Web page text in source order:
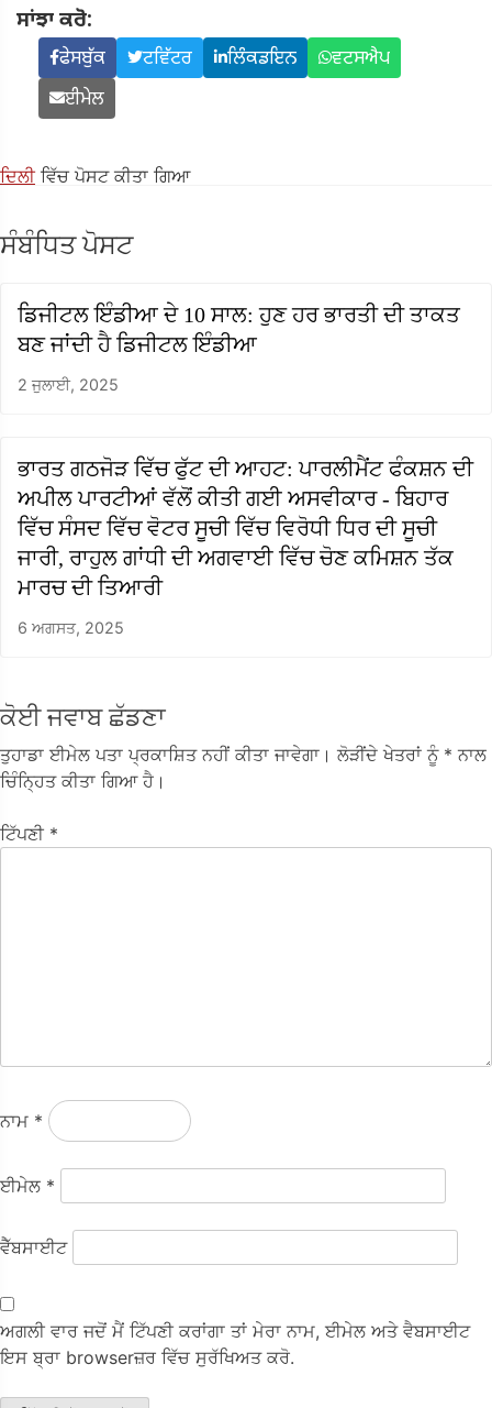
ਸਾਂਝਾ ਕਰੋ:
ਫੇਸਬੁੱਕ ਟਵਿੱਟਰ ਲਿੰਕਡਇਨ
ਵਟਸਐਪ
ਈਮੇਲ
ਦਿਲੀਵਿੱਚ ਪੋਸਟ ਕੀਤਾ ਗਿਆ
ਸੰਬੰਧਿਤ ਪੋਸਟ
ਡਿਜੀਟਲ ਇੰਡੀਆ ਦੇ 10 ਸਾਲ: ਹੁਣ ਹਰ ਭਾਰਤੀ ਦੀ ਤਾਕਤ
ਬਣ ਜਾਂਦੀ ਹੈ ਡਿਜੀਟਲ ਇੰਡੀਆ
2 ਜੁਲਾਈ, 2025
ਭਾਰਤ ਗਠਜੋੜ ਵਿੱਚ ਫੁੱਟ ਦੀ ਆਹਟ: ਪਾਰਲੀਮੈਂਟ ਫੰਕਸ਼ਨ ਦੀ
ਅਪੀਲ ਪਾਰਟੀਆਂ ਵੱਲੋਂ ਕੀਤੀ ਗਈ ਅਸਵੀਕਾਰ - ਬਿਹਾਰ
ਵਿੱਚ ਸੰਸਦ ਵਿੱਚ ਵੋਟਰ ਸੂਚੀ ਵਿੱਚ ਵਿਰੋਧੀ ਧਿਰ ਦੀ ਸੂਚੀ
ਜਾਰੀ, ਰਾਹੁਲ ਗਾਂਧੀ ਦੀ ਅਗਵਾਈ ਵਿੱਚ ਚੋਣ ਕਮਿਸ਼ਨ ਤੱਕ
ਮਾਰਚ ਦੀ ਤਿਆਰੀ
6 ਅਗਸਤ, 2025
ਕੋਈ ਜਵਾਬ ਛੱਡਣਾ
ਤੁਹਾਡਾ ਈਮੇਲ ਪਤਾ ਪ੍ਰਕਾਸ਼ਿਤ ਨਹੀਂ ਕੀਤਾ ਜਾਵੇਗਾ। ਲੋੜੀਂਦੇ ਖੇਤਰਾਂ ਨੂੰ * ਨਾਲ
ਚਿੰਨ੍ਹਿਤ ਕੀਤਾ ਗਿਆ ਹੈ।
ਟਿੱਪਣੀ *
ਨਾਮ *
ਈਮੇਲ *
ਵੈੱਬਸਾਈਟ
ਅਗਲੀ ਵਾਰ ਜਦੋਂ ਮੈਂ ਟਿੱਪਣੀ ਕਰਾਂਗਾ ਤਾਂ ਮੇਰਾ ਨਾਮ, ਈਮੇਲ ਅਤੇ ਵੈਬਸਾਈਟ
ਇਸ ਬ੍ਰਾ browserਜ਼ਰ ਵਿੱਚ ਸੁਰੱਖਿਅਤ ਕਰੋ.